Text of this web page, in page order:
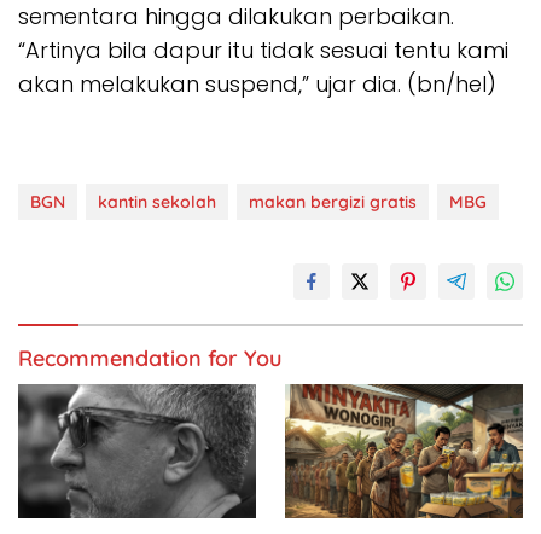
sementara hingga dilakukan perbaikan.
“Artinya bila dapur itu tidak sesuai tentu kami
akan melakukan suspend,” ujar dia. (bn/hel)
BGN kantin sekolah makan bergizi gratis MBG
Recommendation for You